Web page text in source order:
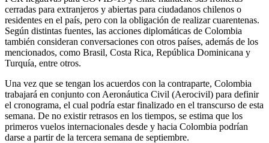
cerradas para extranjeros y abiertas para ciudadanos chilenos o
residentes en el país, pero con la obligación de realizar cuarentenas.
Según distintas fuentes, las acciones diplomáticas de Colombia
también consideran conversaciones con otros países, además de los
mencionados, como Brasil, Costa Rica, República Dominicana y
Turquía, entre otros.
Una vez que se tengan los acuerdos con la contraparte, Colombia
trabajará en conjunto con Aeronáutica Civil (Aerocivil) para definir
el cronograma, el cual podría estar finalizado en el transcurso de esta
semana. De no existir retrasos en los tiempos, se estima que los
primeros vuelos internacionales desde y hacia Colombia podrían
darse a partir de la tercera semana de septiembre.